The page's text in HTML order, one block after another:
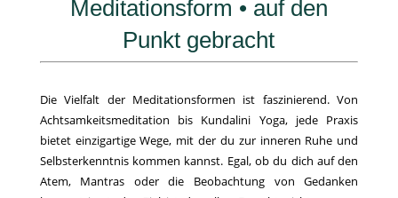
Meditationsform • auf den
Punkt gebracht
Die Vielfalt der Meditationsformen ist faszinierend. Von
Achtsamkeitsmeditation bis Kundalini Yoga, jede Praxis
bietet einzigartige Wege, mit der du zur inneren Ruhe und
Selbsterkenntnis kommen kannst. Egal, ob du dich auf den
Atem, Mantras oder die Beobachtung von Gedanken